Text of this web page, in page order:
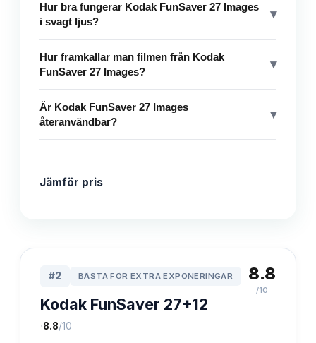
Hur bra fungerar Kodak FunSaver 27 Images
i svagt ljus?
▾
Hur framkallar man filmen från Kodak
FunSaver 27 Images?
▾
Är Kodak FunSaver 27 Images
återanvändbar?
▾
Jämför pris
#2 BÄSTA FÖR EXTRA EXPONERINGAR
Kodak FunSaver 27+12
·8.8/10
8.8
/10